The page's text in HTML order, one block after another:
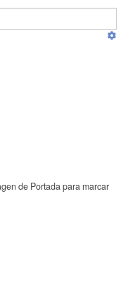
de Portada para marcar